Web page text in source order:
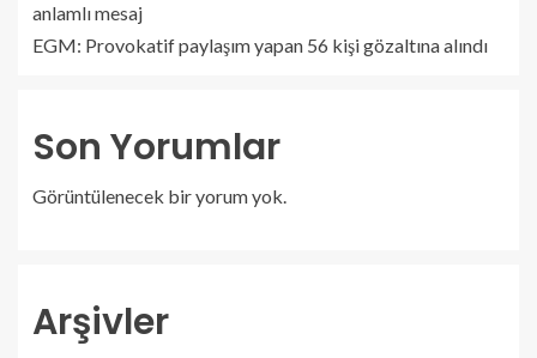
anlamlı mesaj
EGM: Provokatif paylaşım yapan 56 kişi gözaltına alındı
Son Yorumlar
Görüntülenecek bir yorum yok.
Arşivler